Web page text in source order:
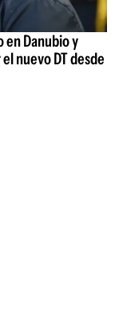
en Danubio y
nuevo DT desde